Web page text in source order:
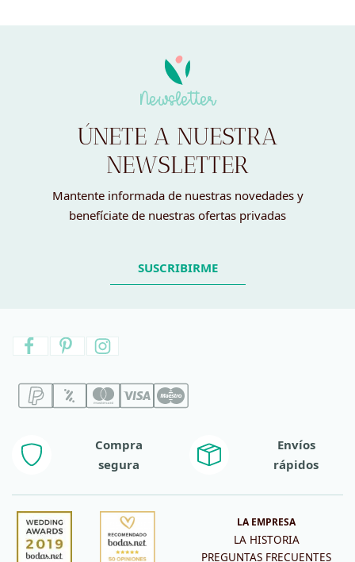
Newsletter
ÚNETE A NUESTRA
NEWSLETTER
Mantente informada de nuestras novedades y
benefíciate de nuestras ofertas privadas
SUSCRIBIRME
Compra
segura
Envíos
rápidos
LA EMPRESA
LA HISTORIA
PREGUNTAS FRECUENTES